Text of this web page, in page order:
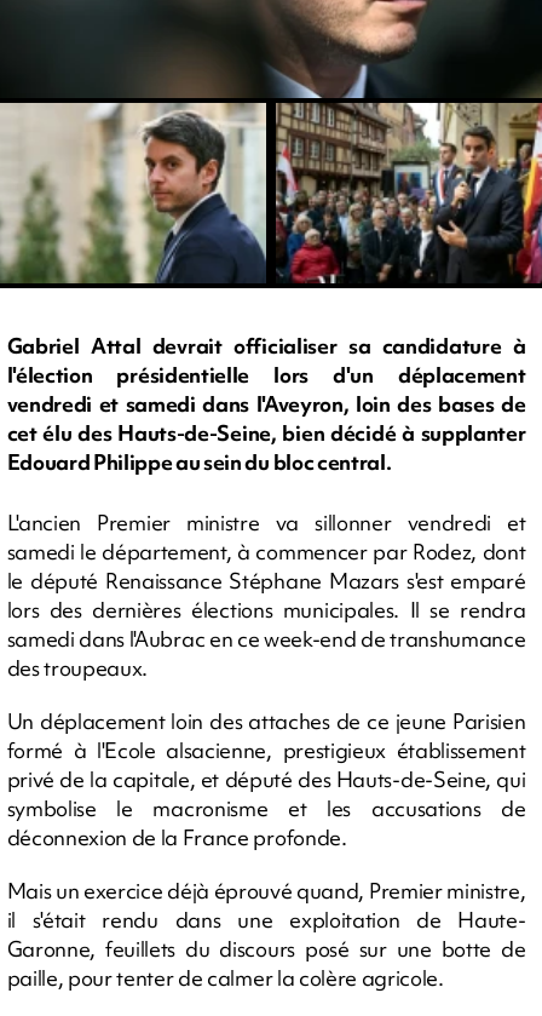
Gabriel Attal devrait officialiser sa candidature à
l'élection présidentielle lors d'un déplacement
vendredi et samedi dans l'Aveyron, loin des bases de
cet élu des Hauts-de-Seine, bien décidé à supplanter
Edouard Philippe au sein du bloc central.
L'ancien Premier ministre va sillonner vendredi et
samedi le département, à commencer par Rodez, dont
le député Renaissance Stéphane Mazars s'est emparé
lors des dernières élections municipales. Il se rendra
samedi dans l'Aubrac en ce week-end de transhumance
des troupeaux.
Un déplacement loin des attaches de ce jeune Parisien
formé à l'Ecole alsacienne, prestigieux établissement
privé de la capitale, et député des Hauts-de-Seine, qui
symbolise le macronisme et les accusations de
déconnexion de la France profonde.
Mais un exercice déjà éprouvé quand, Premier ministre,
il s'était rendu dans une exploitation de Haute-
Garonne, feuillets du discours posé sur une botte de
paille, pour tenter de calmer la colère agricole.